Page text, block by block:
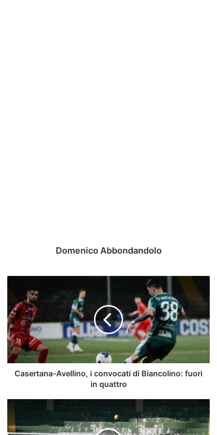
Domenico Abbondandolo
Avellino,
convocati
di
Biancolino:
fuori
in
quattro
Casertana-Avellino, i convocati di Biancolino: fuori
in quattro
Caserta